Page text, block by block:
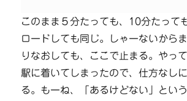
このまま５分たっても、10分たって
ロードしても同じ。しゃーないから
りなおしても、ここで止まる。やっ
駅に着いてしまったので、仕方なし
る。もーね、「あるけどない」とい